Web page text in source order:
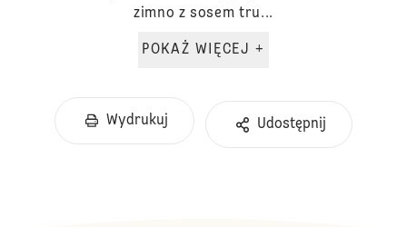
zimno z sosem tru...
POKAŻ WIĘCEJ +
Wydrukuj Udostępnij